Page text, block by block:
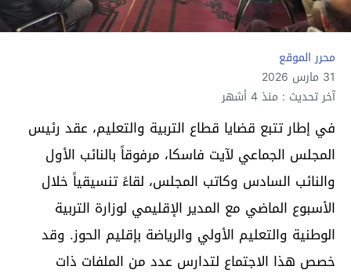
محرر الموقع
31 مارس 2026
آخر تحديث : منذ 4 أشهر
في إطار تتبع قضايا قطاع التربية والتعليم، عقد رئيس
المجلس الجماعي لآيت فاسكا، مرفوقاً بالنائب الأول
والنائب السادس وكاتب المجلس، لقاءً تنسيقياً خلال
الأسبوع الماضي مع المدير الإقليمي لوزارة التربية
الوطنية والتعليم الأولي والرياضة بإقليم الحوز. وقد
خصص هذا الاجتماع لتدارس عدد من الملفات ذات